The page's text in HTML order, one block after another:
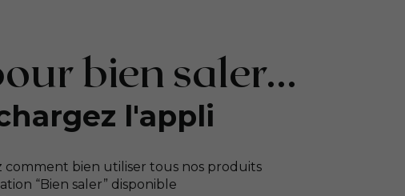
bien saler...
l'appli
comment bien utiliser tous nos produits
“Bien saler” disponible